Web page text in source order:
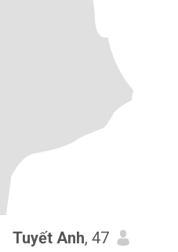
Tuyết Anh, 47